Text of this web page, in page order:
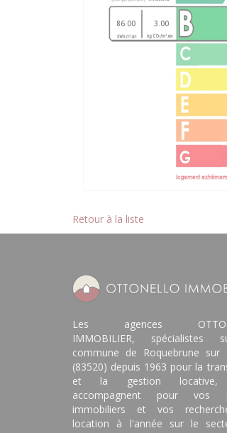
86.00 3.00
Retour à la liste
Les agences
IMMOBILIER, spécialistes
commune de Roquebrune sur
(83520) depuis 1963 pour la
et la gestion locative,
accompagnent pour vos
immobiliers et vos
location à l'année sur le